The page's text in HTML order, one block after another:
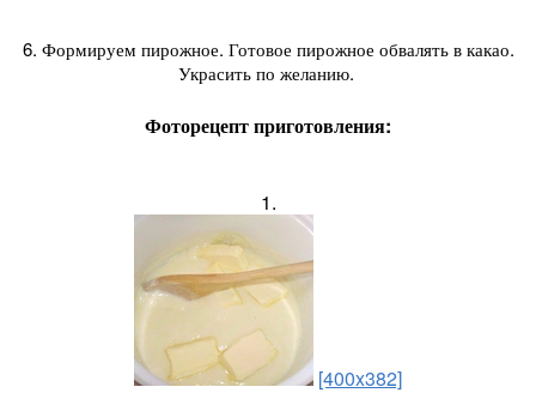
6. Формируем пирожное. Готовое пирожное обвалять в какао.
Украсить по желанию.
Фоторецепт приготовления:
1.
[400x382]